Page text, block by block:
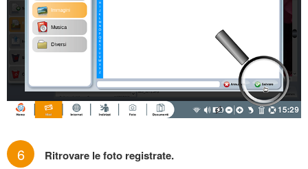
6
Ritrovare le foto registrate.